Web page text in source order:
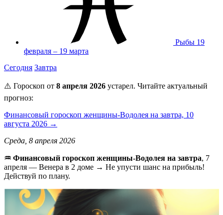
Рыбы 19
февраля – 19 марта
Сегодня Завтра
⚠️ Гороскоп от 8 апреля 2026 устарел. Читайте актуальный
прогноз:
Финансовый гороскоп женщины-Водолея на завтра, 10
августа 2026 →
Среда, 8 апреля 2026
♒ Финансовый гороскоп женщины-Водолея на завтра, 7
апреля — Венера в 2 доме → Не упусти шанс на прибыль!
Действуй по плану.